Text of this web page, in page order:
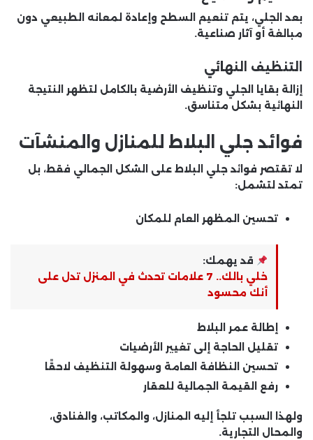
بعد الجلي، يتم تنعيم السطح وإعادة لمعانه الطبيعي دون
مبالغة أو آثار صناعية.
التنظيف النهائي
إزالة بقايا الجلي وتنظيف الأرضية بالكامل لتظهر النتيجة
النهائية بشكل متناسق.
فوائد جلي البلاط للمنازل والمنشآت
لا تقتصر فوائد جلي البلاط على الشكل الجمالي فقط، بل
تمتد لتشمل:
تحسين المظهر العام للمكان
قد يهمك:
خلي بالك.. 7 علامات تحدث في المنزل تدل على
أنك محسود
إطالة عمر البلاط
تقليل الحاجة إلى تغيير الأرضيات
تحسين النظافة العامة وسهولة التنظيف لاحقًا
رفع القيمة الجمالية للعقار
ولهذا السبب تلجأ إليه المنازل، والمكاتب، والفنادق،
والمحال التجارية.